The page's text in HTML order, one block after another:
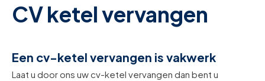
CV ketel vervangen
Een cv-ketel vervangen is vakwerk
Laat u door ons uw cv-ketel vervangen dan bent u